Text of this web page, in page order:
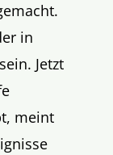
in
Jetzt
meint